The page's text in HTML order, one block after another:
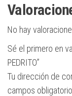
No hay
Sé el primero en
PEDRITO”
Tu dirección de
campos